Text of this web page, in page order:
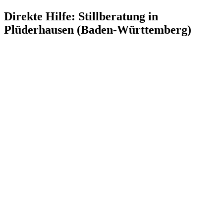
Direkte Hilfe: Stillberatung in
Plüderhausen (Baden-Württemberg)